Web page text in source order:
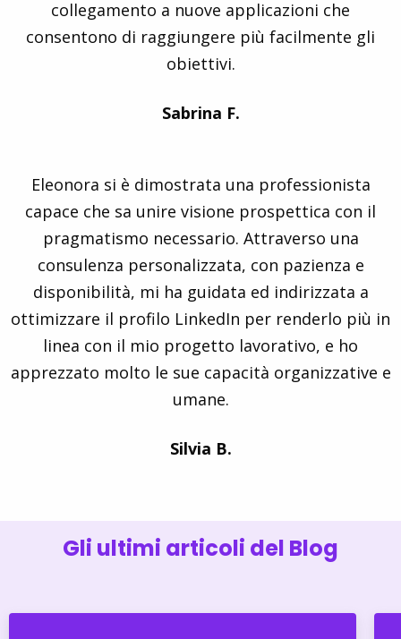
collegamento a nuove applicazioni che
consentono di raggiungere più facilmente gli
obiettivi.
Sabrina F.
Eleonora si è dimostrata una professionista
capace che sa unire visione prospettica con il
pragmatismo necessario. Attraverso una
consulenza personalizzata, con pazienza e
disponibilità, mi ha guidata ed indirizzata a
ottimizzare il profilo LinkedIn per renderlo più in
linea con il mio progetto lavorativo, e ho
apprezzato molto le sue capacità organizzative e
umane.
Silvia B.
Gli ultimi articoli del Blog